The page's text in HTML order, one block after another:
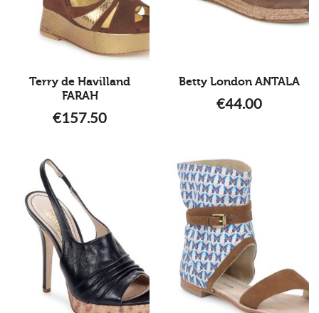
Terry de Havilland
FARAH
€157.50
Betty London ANTALA
€44.00